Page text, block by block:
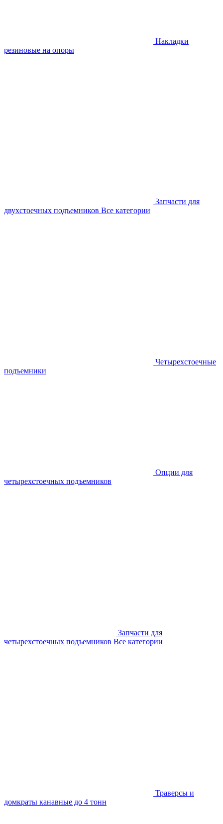
Накладки
резиновые на опоры
Запчасти для
двухстоечных подъемников Все категории
Четырехстоечные
подъемники
Опции для
четырехстоечных подъемников
Запчасти для
четырехстоечных подъемников Все категории
Траверсы и
домкраты канавные до 4 тонн